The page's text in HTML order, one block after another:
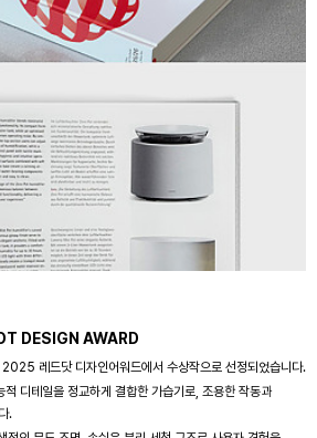
DESIGN AWARD
레드닷 디자인어워드에서 수상작으로 선정되었습니다.
디테일을 정교하게 결합한 가습기로, 조용한 작동과
.